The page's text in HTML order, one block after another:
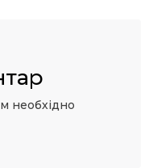
необхідно